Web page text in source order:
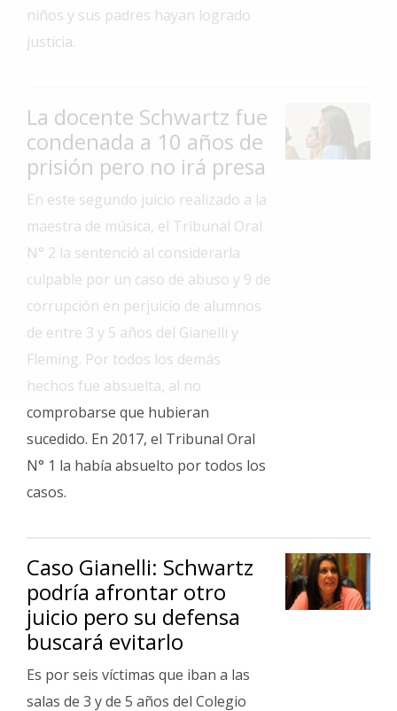
Interés
General
Deportes
Arte
y
Espectáculos
Policiales
Fotos
Familia
Clasificados
Fúnebres
niños y sus padres hayan logrado
justicia.
La docente Schwartz fue
condenada a 10 años de
prisión pero no irá presa
En este segundo juicio realizado a la
maestra de música, el Tribunal Oral
N° 2 la sentenció al considerarla
culpable por un caso de abuso y 9 de
corrupción en perjuicio de alumnos
de entre 3 y 5 años del Gianelli y
Fleming. Por todos los demás
hechos fue absuelta, al no
comprobarse que hubieran
sucedido. En 2017, el Tribunal Oral
N° 1 la había absuelto por todos los
casos.
Caso Gianelli: Schwartz
podría afrontar otro
juicio pero su defensa
buscará evitarlo
Es por seis víctimas que iban a las
salas de 3 y de 5 años del Colegio